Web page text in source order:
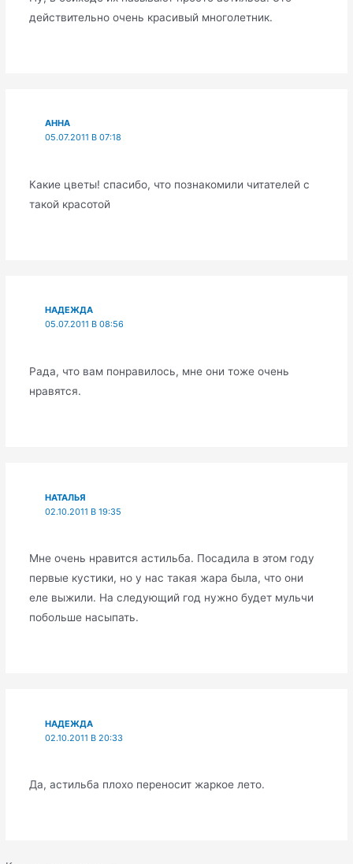
действительно очень красивый многолетник.
АННА
05.07.2011 В 07:18
Какие цветы! спасибо, что познакомили читателей с
такой красотой
НАДЕЖДА
05.07.2011 В 08:56
Рада, что вам понравилось, мне они тоже очень
нравятся.
НАТАЛЬЯ
02.10.2011 В 19:35
Мне очень нравится астильба. Посадила в этом году
первые кустики, но у нас такая жара была, что они
еле выжили. На следующий год нужно будет мульчи
побольше насыпать.
НАДЕЖДА
02.10.2011 В 20:33
Да, астильба плохо переносит жаркое лето.